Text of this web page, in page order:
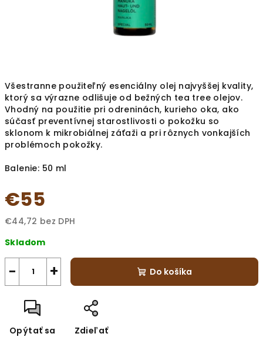
Všestranne použiteľný esenciálny olej najvyššej kvality,
ktorý sa výrazne odlišuje od bežných tea tree olejov.
Vhodný na použitie pri odreninách, kurieho oka, ako
súčasť preventívnej starostlivosti o pokožku so
sklonom k mikrobiálnej záťaži a pri rôznych vonkajších
problémoch pokožky.
Balenie: 50 ml
€55
€44,72 bez DPH
cena:
Skladom
+
− Do košíka
Opýtať sa Zdieľať